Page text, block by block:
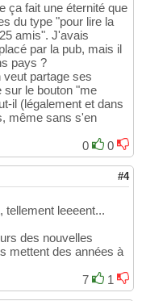
ça fait une éternité que
du type "pour lire la
amis". J'avais
par la pub, mais il
pays ?
veut partage ses
sur le bouton "me
il (légalement et dans
même sans s'en
0
0
#4
leeeent...
des nouvelles
mettent des années à
7
1